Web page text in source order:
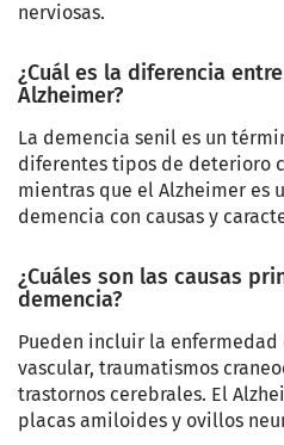
nerviosas.
¿Cuál es la diferencia
Alzheimer?
La demencia senil es un
diferentes tipos de deterioro
mientras que el Alzheimer es
demencia con causas y
¿Cuáles son las causas
demencia?
Pueden incluir la
vascular, traumatismos
trastornos cerebrales. El
placas amiloides y ovillos